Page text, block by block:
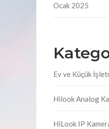
Ocak 2025
Ev ve Küçük
Hilook Analog
HiLook IP